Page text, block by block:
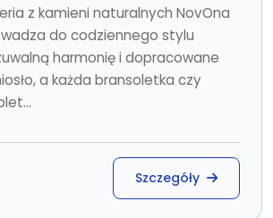
z kamieni naturalnych NovOna
do codziennego stylu
harmonię i dopracowane
a każda bransoletka czy
Szczegóły